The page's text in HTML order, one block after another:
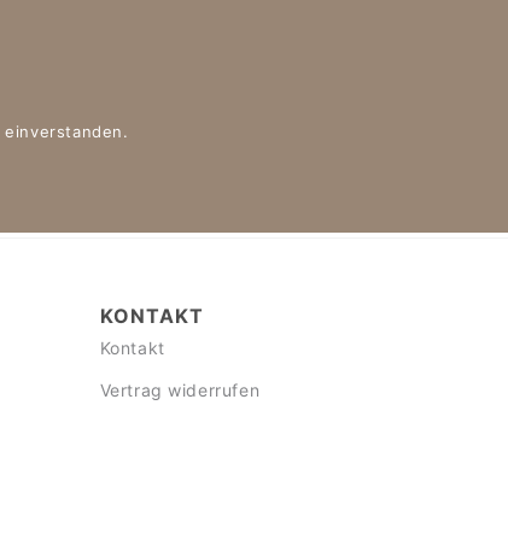
einverstanden.
KONTAKT
Kontakt
Vertrag widerrufen